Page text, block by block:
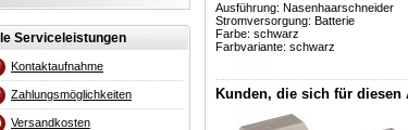
Serviceleistungen
Kontaktaufnahme
Zahlungsmöglichkeiten
Versandkosten
Ausführung: Nasenhaarschneider
Stromversorgung: Batterie
Farbe: schwarz
Farbvariante: schwarz
Kunden, die sich für diesen